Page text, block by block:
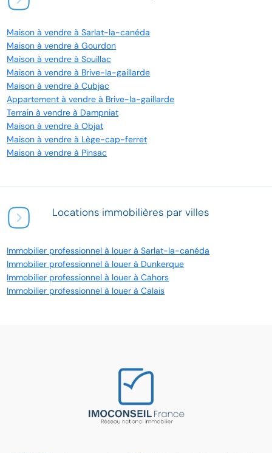
Maison à vendre à Sarlat-la-canéda
Maison à vendre à Gourdon
Maison à vendre à Souillac
Maison à vendre à Brive-la-gaillarde
Maison à vendre à Cubjac
Appartement à vendre à Brive-la-gaillarde
Terrain à vendre à Dampniat
Maison à vendre à Objat
Maison à vendre à Lège-cap-ferret
Maison à vendre à Pinsac
Locations immobilières par villes
Immobilier professionnel à louer à Sarlat-la-canéda
Immobilier professionnel à louer à Dunkerque
Immobilier professionnel à louer à Cahors
Immobilier professionnel à louer à Calais